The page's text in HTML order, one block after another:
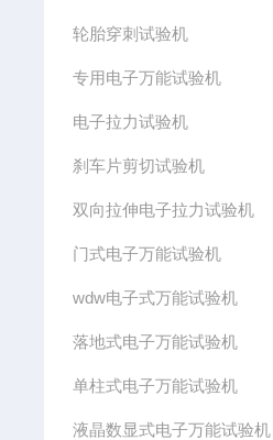
轮胎穿刺试验机
专用电子万能试验机
电子拉力试验机
刹车片剪切试验机
双向拉伸电子拉力试验机
门式电子万能试验机
wdw电子式万能试验机
落地式电子万能试验机
单柱式电子万能试验机
液晶数显式电子万能试验机